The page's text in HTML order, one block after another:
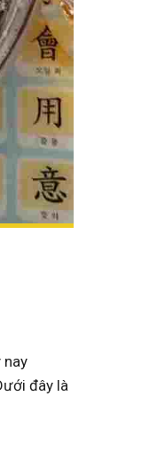
nay
đây là